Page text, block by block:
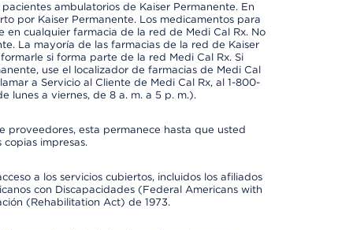
ambulatorios de Kaiser Permanente. En
por Kaiser Permanente. Los medicamentos para
cualquier farmacia de la red de Medi Cal Rx. No
La mayoría de las farmacias de la red de Kaiser
si forma parte de la red Medi Cal Rx. Si
use el localizador de farmacias de Medi Cal
a Servicio al Cliente de Medi Cal Rx, al 1-800-
lunes a viernes, de 8 a. m. a 5 p. m.).
proveedores, esta permanece hasta que usted
impresas.
a los servicios cubiertos, incluidos los afiliados
con Discapacidades (Federal Americans with
(Rehabilitation Act) de 1973.